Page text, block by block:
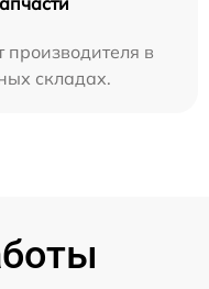
производителя в
складах.